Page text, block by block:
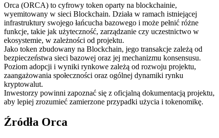
Kopiowanie Transakcji
Dołącz do najlepszych traderów
Orca (ORCA) to cyfrowy token oparty na blockchainie,
wyemitowany w sieci Blockchain. Działa w ramach istniejącej
infrastruktury swojego łańcucha bazowego i może pełnić różne
funkcje, takie jak użyteczność, zarządzanie czy uczestnictwo w
ekosystemie, w zależności od projektu.
Jako token zbudowany na Blockchain, jego transakcje zależą od
bezpieczeństwa sieci bazowej oraz jej mechanizmu konsensusu.
Poziom adopcji i wyniki rynkowe zależą od rozwoju projektu,
zaangażowania społeczności oraz ogólnej dynamiki rynku
kryptowalut.
Inwestorzy powinni zapoznać się z oficjalną dokumentacją projektu,
aby lepiej zrozumieć zamierzone przypadki użycia i tokenomikę.
Źródła Orca